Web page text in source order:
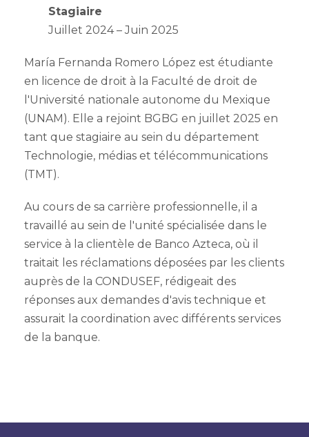
Stagiaire
Juillet 2024 – Juin 2025
María Fernanda Romero López est étudiante
en licence de droit à la Faculté de droit de
l'Université nationale autonome du Mexique
(UNAM). Elle a rejoint BGBG en juillet 2025 en
tant que stagiaire au sein du département
Technologie, médias et télécommunications
(TMT).
Au cours de sa carrière professionnelle, il a
travaillé au sein de l'unité spécialisée dans le
service à la clientèle de Banco Azteca, où il
traitait les réclamations déposées par les clients
auprès de la CONDUSEF, rédigeait des
réponses aux demandes d'avis technique et
assurait la coordination avec différents services
de la banque.